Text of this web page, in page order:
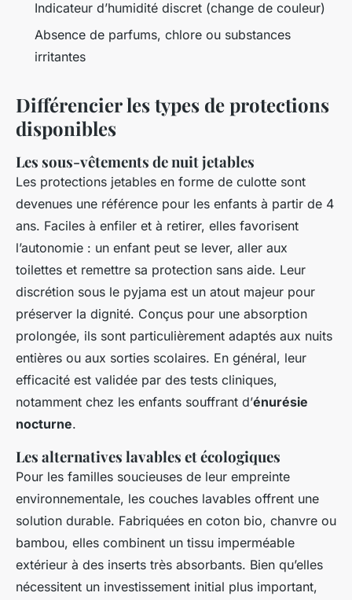
Indicateur d’humidité discret (change de couleur)
Absence de parfums, chlore ou substances
irritantes
Différencier les types de protections
disponibles
Les sous-vêtements de nuit jetables
Les protections jetables en forme de culotte sont
devenues une référence pour les enfants à partir de 4
ans. Faciles à enfiler et à retirer, elles favorisent
l’autonomie : un enfant peut se lever, aller aux
toilettes et remettre sa protection sans aide. Leur
discrétion sous le pyjama est un atout majeur pour
préserver la dignité. Conçus pour une absorption
prolongée, ils sont particulièrement adaptés aux nuits
entières ou aux sorties scolaires. En général, leur
efficacité est validée par des tests cliniques,
notamment chez les enfants souffrant d’énurésie
nocturne.
Les alternatives lavables et écologiques
Pour les familles soucieuses de leur empreinte
environnementale, les couches lavables offrent une
solution durable. Fabriquées en coton bio, chanvre ou
bambou, elles combinent un tissu imperméable
extérieur à des inserts très absorbants. Bien qu’elles
nécessitent un investissement initial plus important,